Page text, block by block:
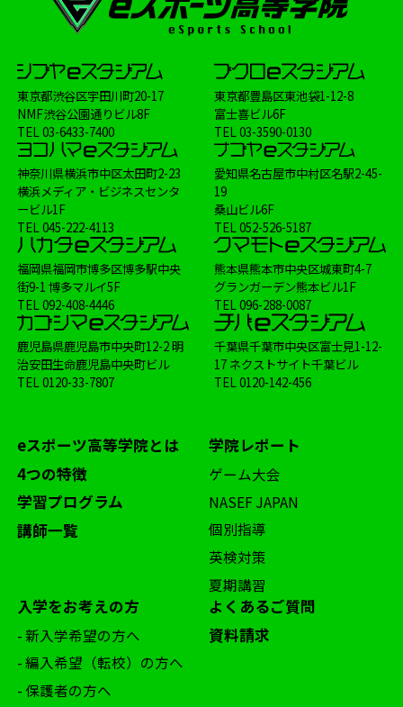
東京都渋谷区宇田川町20-17
NMF渋谷公園通りビル8F
TEL03-6433-7400
東京都豊島区東池袋1-12-8
富士喜ビル6F
TEL03-3590-0130
神奈川県横浜市中区太田町2-23
横浜メディア・ビジネスセンタ
ービル1F
TEL045-222-4113
愛知県名古屋市中村区名駅2-45-
19
桑山ビル6F
TEL052-526-5187
福岡県福岡市博多区博多駅中央
街9-1 博多マルイ5F
TEL092-408-4446
熊本県熊本市中央区城東町4-7
グランガーデン熊本ビル1F
TEL096-288-0087
鹿児島県鹿児島市中央町12-2 明
治安田生命鹿児島中央町ビル
TEL0120-33-7807
千葉県千葉市中央区富士見1-12-
17 ネクストサイト千葉ビル
TEL0120-142-456
eスポーツ高等学院とは
4つの特徴
学習プログラム
講師一覧
学院レポート
ゲーム大会
NASEF JAPAN
個別指導
英検対策
夏期講習
入学をお考えの方
- 新入学希望の方へ
- 編入希望（転校）の方へ
- 保護者の方へ
よくあるご質問
資料請求